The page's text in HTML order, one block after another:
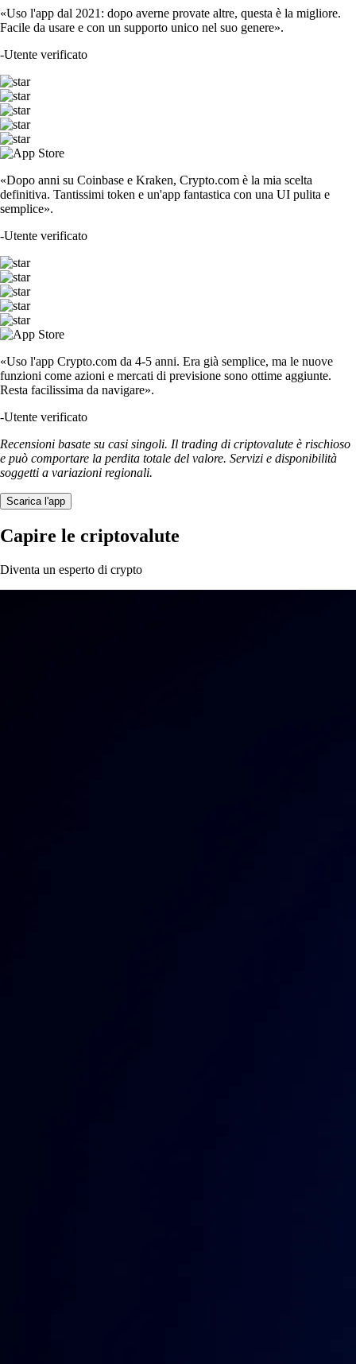
«Uso l'app dal 2021: dopo averne provate altre, questa è la migliore.
Facile da usare e con un supporto unico nel suo genere».
-Utente verificato
«Dopo anni su Coinbase e Kraken, Crypto.com è la mia scelta
definitiva. Tantissimi token e un'app fantastica con una UI pulita e
semplice».
-Utente verificato
«Uso l'app Crypto.com da 4-5 anni. Era già semplice, ma le nuove
funzioni come azioni e mercati di previsione sono ottime aggiunte.
Resta facilissima da navigare».
-Utente verificato
Recensioni basate su casi singoli. Il trading di criptovalute è rischioso
e può comportare la perdita totale del valore. Servizi e disponibilità
soggetti a variazioni regionali.
Scarica l'app
Capire le criptovalute
Diventa un esperto di crypto